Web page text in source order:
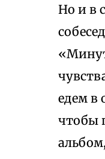
Но и в
едем в
чтобы